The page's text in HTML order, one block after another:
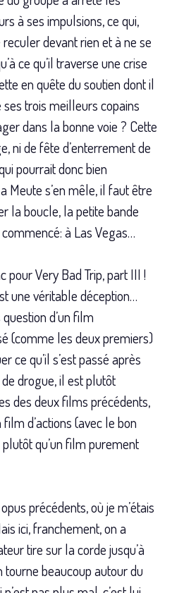
à ses impulsions, ce qui,
devant rien et à ne se
ce qu’il traverse une crise
en quête du soutien dont il
ses trois meilleurs copains
dans la bonne voie ? Cette
ni de fête d’enterrement de
pourrait donc bien
Meute s’en mêle, il faut être
la boucle, la petite bande
à Las Vegas…
pour Very Bad Trip, part III !
une véritable déception…
d’un film
(comme les deux premiers)
ce qu’il s’est passé après
drogue, il est plutôt
des deux films précédents,
d’actions (avec le bon
qu’un film purement
précédents, où je m’étais
ici, franchement, on a
tire sur la corde jusqu’à
tourne beaucoup autour du